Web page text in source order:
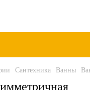
Сантехника Ванны